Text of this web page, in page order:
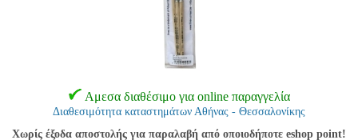
Αμεσα διαθέσιμο για online παραγγελία
Διαθεσιμότητα καταστημάτων Αθήνας - Θεσσαλονίκης
Χωρίς έξοδα αποστολής για παραλαβή από οποιοδήποτε eshop point!